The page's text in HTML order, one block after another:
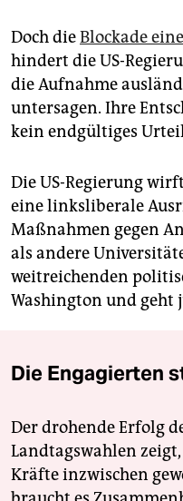
Doch dieBlockade
hindert die US-
die Aufnahme
untersagen. Ihre
kein endgültiges
Die US-Regierung
eine linksliberale
Maßnahmen gegen
als andere
weitreichenden
Washington und geht
Die Engagierten
Der drohende Erfolg
Landtagswahlen
Kräfte inzwischen